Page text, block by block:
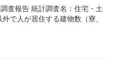
査報告 統計調査名：住宅・土
で人が居住する建物数（寮、